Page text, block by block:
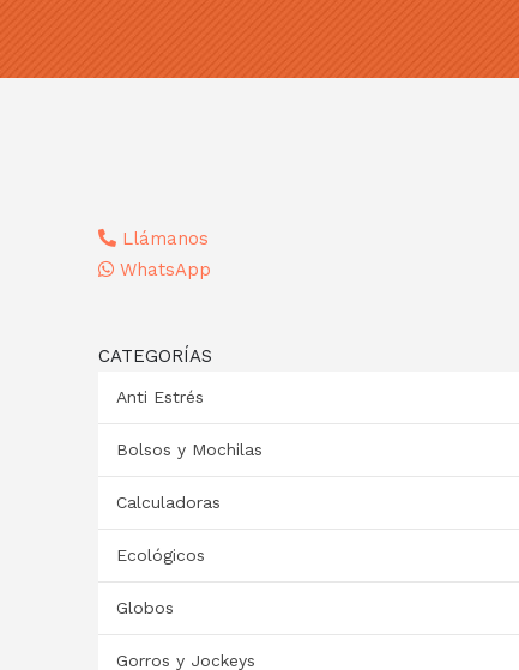
Llámanos
WhatsApp
CATEGORÍAS
Anti Estrés
Bolsos y Mochilas
Calculadoras
Ecológicos
Globos
Gorros y Jockeys